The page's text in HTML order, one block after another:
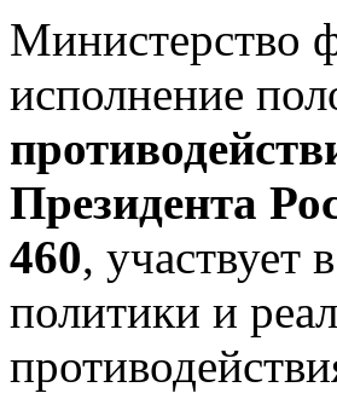
Министерство
исполнение
Президента
460, участвует
политики и